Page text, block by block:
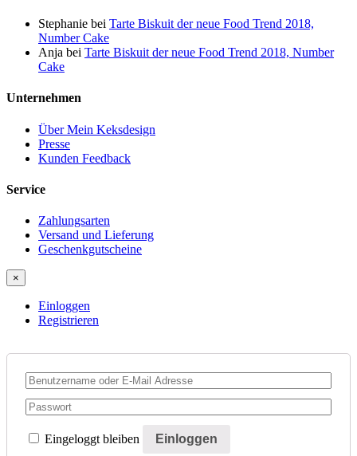
Stephanie bei Tarte Biskuit der neue Food Trend 2018,
Number Cake
Anja bei Tarte Biskuit der neue Food Trend 2018, Number
Cake
Unternehmen
Über Mein Keksdesign
Presse
Kunden Feedback
Service
Zahlungsarten
Versand und Lieferung
Geschenkgutscheine
×
Einloggen
Registrieren
Eingeloggt bleiben